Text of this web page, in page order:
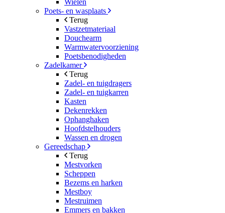
Wielen
Poets- en wasplaats
Terug
Vastzetmateriaal
Douchearm
Warmwatervoorziening
Poetsbenodigheden
Zadelkamer
Terug
Zadel- en tuigdragers
Zadel- en tuigkarren
Kasten
Dekenrekken
Ophanghaken
Hoofdstelhouders
Wassen en drogen
Gereedschap
Terug
Mestvorken
Scheppen
Bezems en harken
Mestboy
Mestruimen
Emmers en bakken